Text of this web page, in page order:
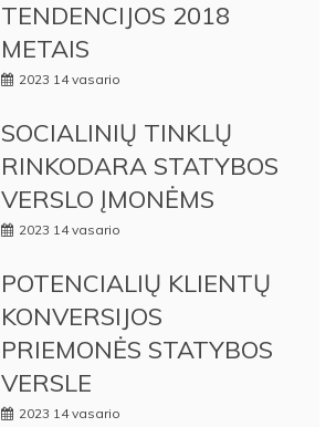
TENDENCIJOS 2018
METAIS
2023 14 vasario
SOCIALINIŲ TINKLŲ
RINKODARA STATYBOS
VERSLO ĮMONĖMS
2023 14 vasario
POTENCIALIŲ KLIENTŲ
KONVERSIJOS
PRIEMONĖS STATYBOS
VERSLE
2023 14 vasario